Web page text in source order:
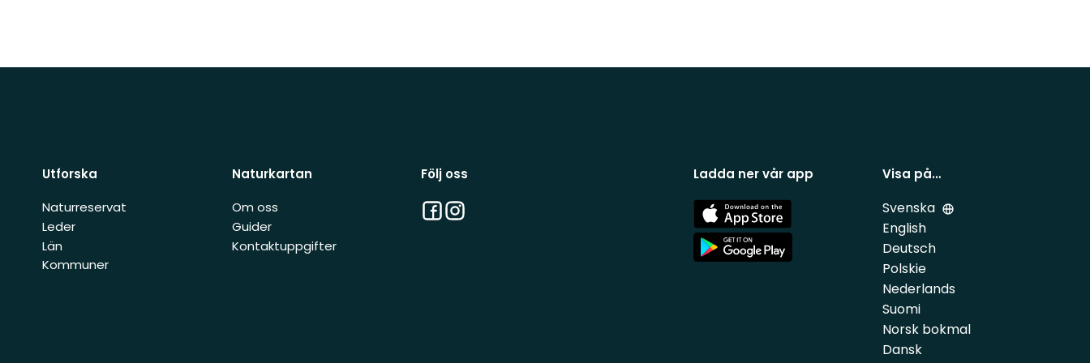
Utforska
Naturreservat
Leder
Län
Kommuner
Naturkartan
Om oss
Guider
Kontaktuppgifter
Följ oss
Facebook
Instagram
Ladda ner vår app
App
Store
App
Store
Visa på…
Svenska
English
Deutsch
Polskie
Nederlands
Suomi
Norsk bokmal
Dansk